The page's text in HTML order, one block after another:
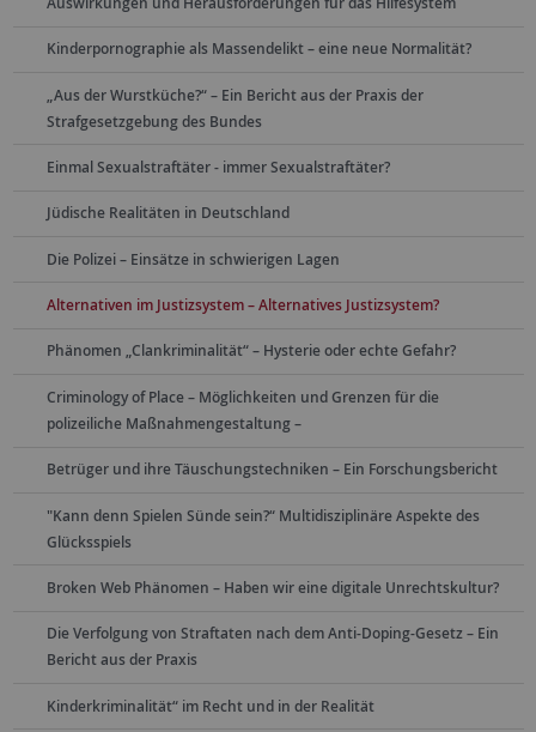
Kinderpornographie als Massendelikt – eine neue Normalität?
„Aus der Wurstküche?“ – Ein Bericht aus der Praxis der
Strafgesetzgebung des Bundes
Einmal Sexualstraftäter - immer Sexualstraftäter?
Jüdische Realitäten in Deutschland
Die Polizei – Einsätze in schwierigen Lagen
Alternativen im Justizsystem – Alternatives Justizsystem?
Phänomen „Clankriminalität“ – Hysterie oder echte Gefahr?
Criminology of Place – Möglichkeiten und Grenzen für die
polizeiliche Maßnahmengestaltung –
Betrüger und ihre Täuschungstechniken – Ein Forschungsbericht
"Kann denn Spielen Sünde sein?“ Multidisziplinäre Aspekte des
Glücksspiels
Broken Web Phänomen – Haben wir eine digitale Unrechtskultur?
Die Verfolgung von Straftaten nach dem Anti-Doping-Gesetz – Ein
Bericht aus der Praxis
Kinderkriminalität“ im Recht und in der Realität